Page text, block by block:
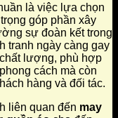
là việc lựa chọn
góp phần xây
sự đoàn kết trong
tranh ngày càng gay
lượng, phù hợp
cách mà còn
hàng và đối tác.
liên quan đến may